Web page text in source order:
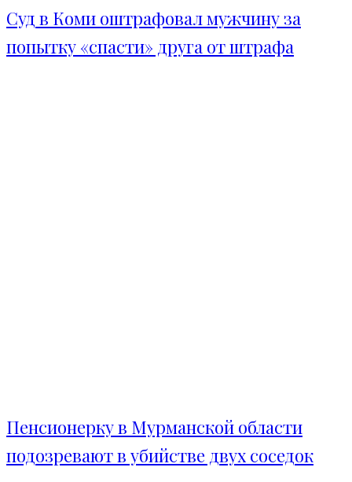
Суд в Коми оштрафовал мужчину за
попытку «спасти» друга от штрафа
Пенсионерку в Мурманской области
подозревают в убийстве двух соседок